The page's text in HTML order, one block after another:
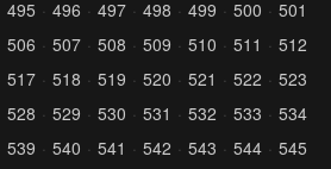
495 496 497 498 499 500
501
506 507 508 509 510 511
512
517 518 519 520 521 522
523
528 529 530 531 532 533
534
539 540 541 542 543 544
545